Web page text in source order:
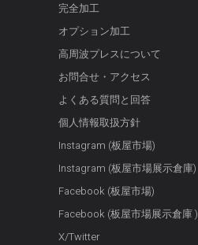
完全加工
オプション加工
高周波プレスについて
お問合せ・アクセス
よくある質問と回答
個人情報取扱方針
Instagram (板屋市場)
Instagram (板屋市場展示倉庫)
Facebook (板屋市場)
Facebook (板屋市場展示倉庫 )
X/Twitter